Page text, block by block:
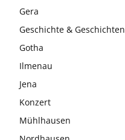
Gera
Geschichte & Geschichten
Gotha
Ilmenau
Jena
Konzert
Mühlhausen